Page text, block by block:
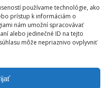
používame technológie, ako
prístup k informáciám o
nám umožní spracovávať
alebo jedinečné ID na tejto
môže nepriaznivo ovplyvniť
PODPORIL